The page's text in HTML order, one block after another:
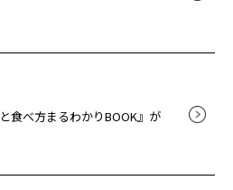
食べ方まるわかりBOOK』が